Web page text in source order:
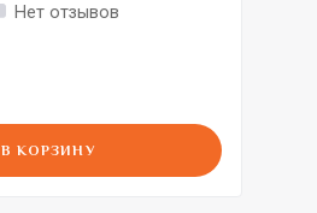
Нет отзывов
В КОРЗИНУ